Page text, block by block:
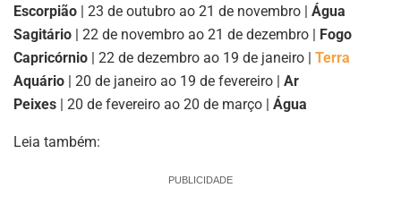
Escorpião | 23 de outubro ao 21 de novembro | Água
Sagitário | 22 de novembro ao 21 de dezembro |
Fogo
Capricórnio | 22 de dezembro ao 19 de janeiro | Terra
Aquário | 20 de janeiro ao 19 de fevereiro | Ar
Peixes | 20 de fevereiro ao 20 de março | Água
Leia também:
PUBLICIDADE